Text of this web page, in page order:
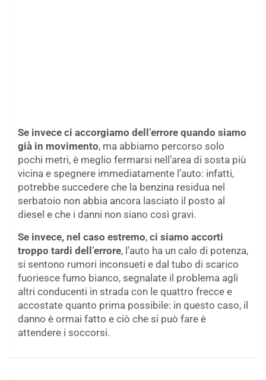
Se invece ci accorgiamo dell’errore quando siamo
già in movimento, ma abbiamo percorso solo
pochi metri, è meglio fermarsi nell’area di sosta più
vicina e spegnere immediatamente l’auto: infatti,
potrebbe succedere che la benzina residua nel
serbatoio non abbia ancora lasciato il posto al
diesel e che i danni non siano così gravi.
Se invece, nel caso estremo, ci siamo accorti
troppo tardi dell’errore, l’auto ha un calo di potenza,
si sentono rumori inconsueti e dal tubo di scarico
fuoriesce fumo bianco, segnalate il problema agli
altri conducenti in strada con le quattro frecce e
accostate quanto prima possibile: in questo caso, il
danno è ormai fatto e ciò che si può fare è
attendere i soccorsi.